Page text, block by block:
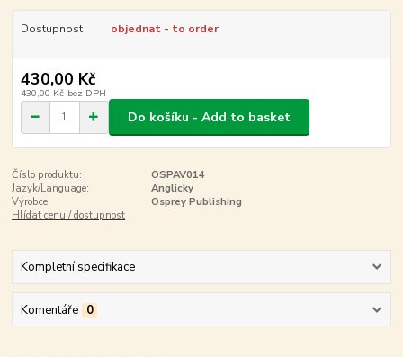
Dostupnost objednat - to order
430,00 Kč
430,00 Kč bez DPH
Do košíku - Add to basket
Číslo produktu:
OSPAV014
Jazyk/Language:
Anglicky
Výrobce:
Osprey Publishing
Hlídat cenu / dostupnost
Kompletní specifikace
Komentáře 0